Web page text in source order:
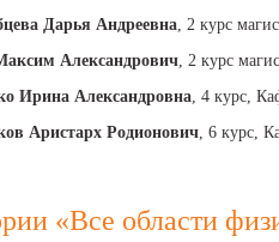
Дарья Андреевна, 2 курс
Александрович, 2 курс
Ирина Александровна, 4 курс,
Аристарх Родионович, 6 курс,
«Все области